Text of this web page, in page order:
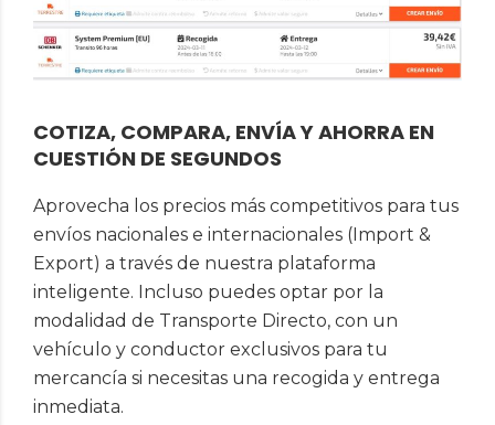
COTIZA, COMPARA, ENVÍA Y AHORRA EN
CUESTIÓN DE SEGUNDOS
Aprovecha los precios más competitivos para tus
envíos nacionales e internacionales (Import &
Export) a través de nuestra plataforma
inteligente. Incluso puedes optar por la
modalidad de Transporte Directo, con un
vehículo y conductor exclusivos para tu
mercancía si necesitas una recogida y entrega
inmediata.